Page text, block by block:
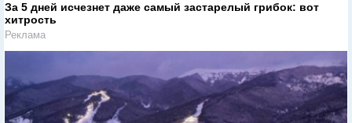
За 5 дней исчезнет даже самый застарелый грибок: вот
хитрость
Реклама